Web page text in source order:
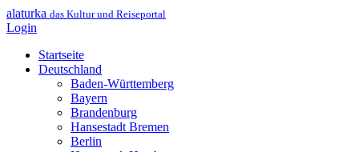
alaturka das Kultur und Reiseportal
Login
Startseite
Deutschland
Baden-Württemberg
Bayern
Brandenburg
Hansestadt Bremen
Berlin